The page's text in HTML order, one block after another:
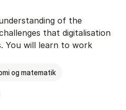
of the
that digitalisation
You will learn to work
og matematik